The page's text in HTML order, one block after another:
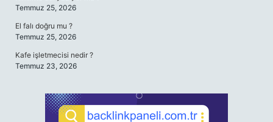
Temmuz 25, 2026
El falı doğru mu ?
Temmuz 25, 2026
Kafe işletmecisi nedir ?
Temmuz 23, 2026